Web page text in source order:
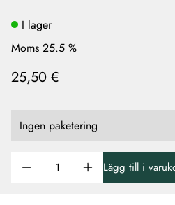
I lager
Moms 25.5 %
25,50 €
Lägg till i